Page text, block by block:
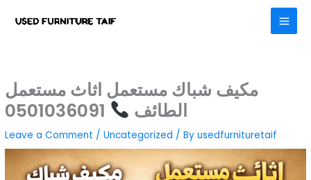
مكيف شباك مستعمل اثاث مستعمل
الطائف
Leave a Comment /Uncategorized / Byusedfurnituretaif